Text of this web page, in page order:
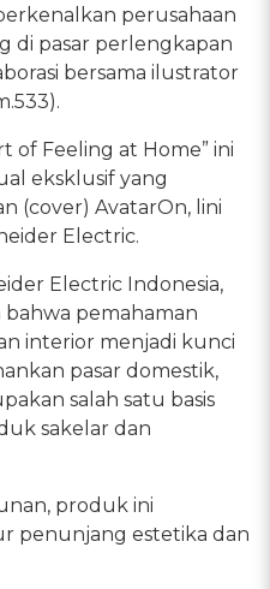
perusahaan
di pasar perlengkapan
bersama ilustrator
of Feeling at Home” ini
eksklusif yang
(cover) AvatarOn, lini
Electric.
Electric Indonesia,
bahwa pemahaman
interior menjadi kunci
pasar domestik,
salah satu basis
sakelar dan
produk ini
penunjang estetika dan